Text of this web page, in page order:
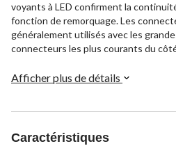
voyants à LED confirment la
fonction de remorquage. Les
généralement utilisés avec les
connecteurs les plus courants du
Afficher plus de détails
Caractéristiques